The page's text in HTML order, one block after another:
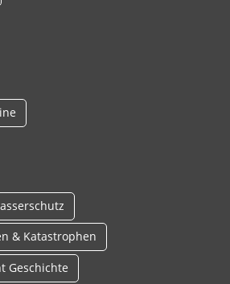
& Katastrophen
Geschichte